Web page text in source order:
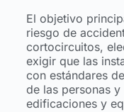
El objetivo
riesgo de
cortocircuitos,
exigir que las
con estándares
de las personas
edificaciones y